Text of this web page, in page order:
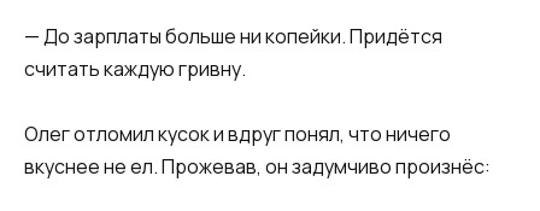
— До зарплаты больше ни копейки. Придётся
считать каждую гривну.
Олег отломил кусок и вдруг понял, что ничего
вкуснее не ел. Прожевав, он задумчиво произнёс: